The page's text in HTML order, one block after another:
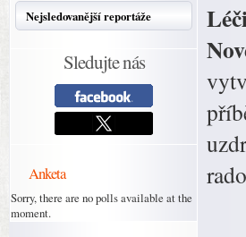
Nejsledovanější reportáže
Sledujte nás
Anketa
Sorry, there are no polls available at the
moment.